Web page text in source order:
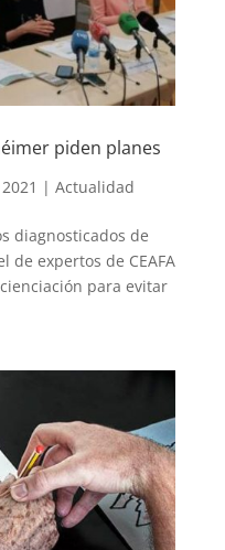
piden planes
| Actualidad
diagnosticados de
expertos de CEAFA
para evitar